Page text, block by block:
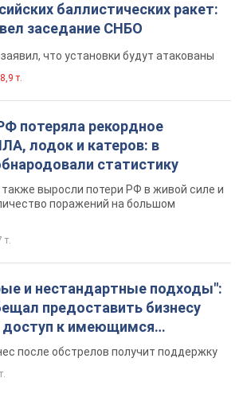
баллистических ракет:
заседание СНБО
что установки будут атакованы
т.
потеряла рекордное
лодок и катеров: в
статистику
выросли потери РФ в живой силе и
поражений на большом
т.
и нестандартные подходы":
предоставить бизнесу
доступ к имеющимся
после обстрелов получит поддержку